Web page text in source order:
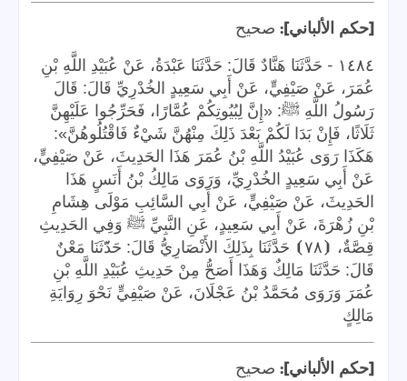
[حكم الألباني]: صحيح
١٤٨٤ - حَدَّثَنَا هَنَّادٌ قَالَ: حَدَّثَنَا عَبْدَةُ، عَنْ عُبَيْدِ اللَّهِ بْنِ
عُمَرَ، عَنْ صَيْفِيٍّ، عَنْ أَبِي سَعِيدٍ الخُدْرِيِّ قَالَ: قَالَ
رَسُولُ اللَّهِ ﷺ: «إِنَّ لِبُيُوتِكُمْ عُمَّارًا، فَحَرِّجُوا عَلَيْهِنَّ
ثَلَاثًا، فَإِنْ بَدَا لَكُمْ بَعْدَ ذَلِكَ مِنْهُنَّ شَيْءٌ فَاقْتُلُوهُنَّ»:
هَكَذَا رَوَى عُبَيْدُ اللَّهِ بْنُ عُمَرَ هَذَا الحَدِيثَ، عَنْ صَيْفِيٍّ،
عَنْ أَبِي سَعِيدٍ الخُدْرِيِّ، وَرَوَى مَالِكُ بْنُ أَنَسٍ هَذَا
الحَدِيثَ، عَنْ صَيْفِيٍّ، عَنْ أَبِي السَّائِبِ مَوْلَى هِشَامِ
بْنِ زُهْرَةَ، عَنْ أَبِي سَعِيدٍ، عَنِ النَّبِيِّ ﷺ وَفِي الحَدِيثِ
قِصَّةٌ، ⦗٧٨⦘ حَدَّثَنَا بِذَلِكَ الأَنْصَارِيُّ قَالَ: حَدَّثَنَا مَعْنٌ
قَالَ: حَدَّثَنَا مَالِكٌ وَهَذَا أَصَحُّ مِنْ حَدِيثِ عُبَيْدِ اللَّهِ بْنِ
عُمَرَ وَرَوَى مُحَمَّدُ بْنُ عَجْلَانَ، عَنْ صَيْفِيٍّ نَحْوَ رِوَايَةِ
مَالِكٍ
[حكم الألباني]: صحيح